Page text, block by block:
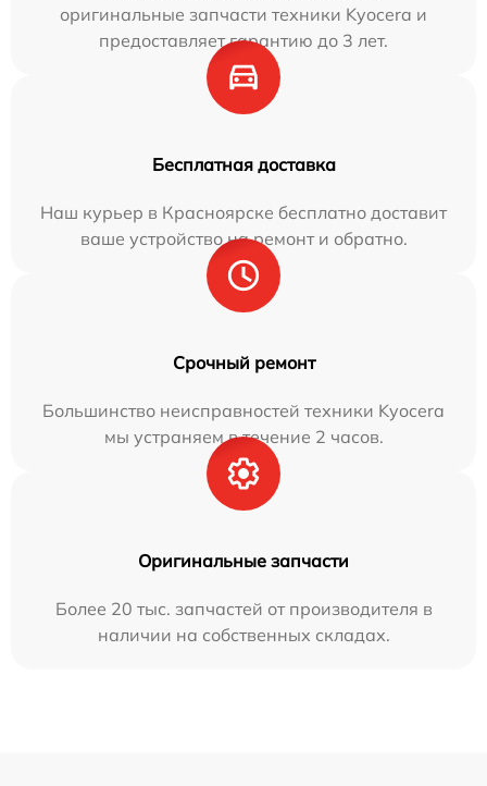
оригинальные запчасти техники Kyocera и
предоставляет гарантию до 3 лет.
Бесплатная доставка
Наш курьер в Красноярске бесплатно доставит
ваше устройство на ремонт и обратно.
Срочный ремонт
Большинство неисправностей техники Kyocera
мы устраняем в течение 2 часов.
Оригинальные запчасти
Более 20 тыс. запчастей от производителя в
наличии на собственных складах.